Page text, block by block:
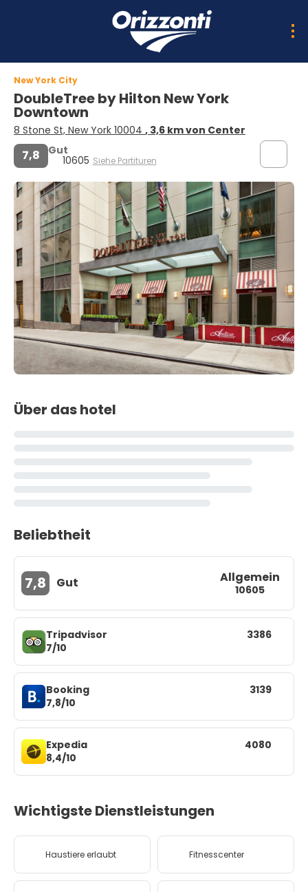
New York City
DoubleTree by Hilton New York
Downtown
8 Stone St, New York 10004 , 3,6 km von Center
7,8 Gut
10605 Siehe Partituren
Über das hotel
Beliebtheit
7,8 Gut Allgemein
10605
Tripadvisor
7/10
3386
Booking
7,8/10
3139
Expedia
8,4/10
4080
Wichtigste Dienstleistungen
Haustiere erlaubt Fitnesscenter